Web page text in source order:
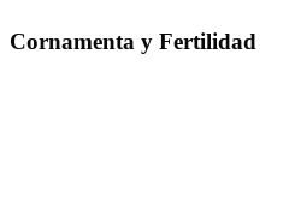
Cornamenta y Fertilidad